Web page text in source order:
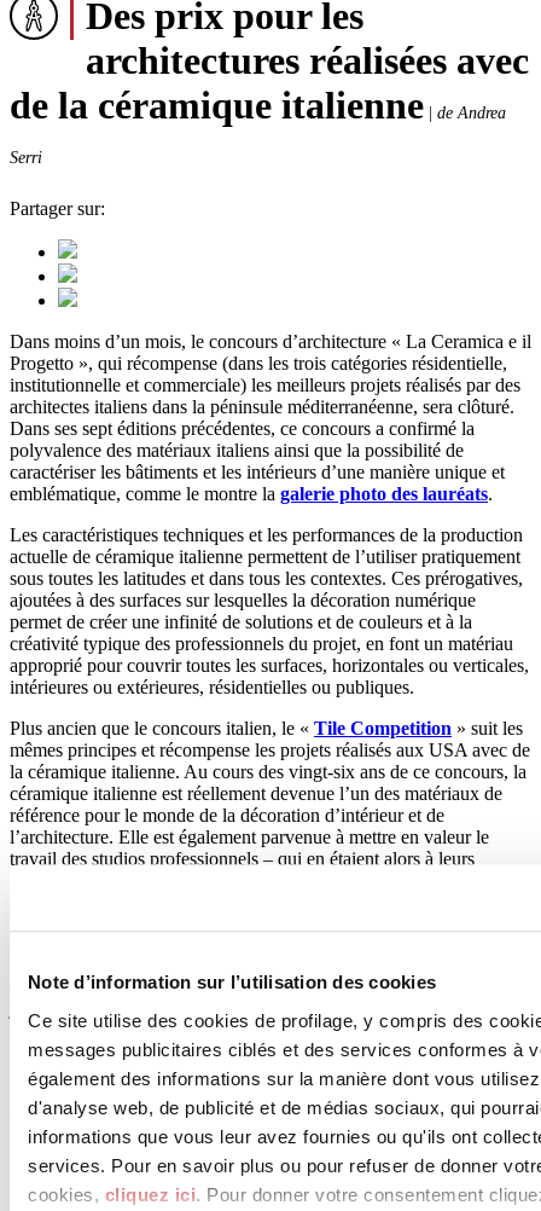
Note d’information sur l’utilisation des cookies
Ce site utilise des cookies de profilage, y compris des
messages publicitaires ciblés et des services conformes à
également des informations sur la manière dont vous
d'analyse web, de publicité et de médias sociaux, qui
informations que vous leur avez fournies ou qu'ils ont
services. Pour en savoir plus ou pour refuser de donner
cookies, cliquez ici. Pour donner votre consentement
Des prix pour les
architectures réalisées avec
de la céramique italienne
de Andrea
Serri
Partager sur:
Dans moins d’un mois, le concours d’architecture « La Ceramica e il
Progetto », qui récompense (dans les trois catégories résidentielle,
institutionnelle et commerciale) les meilleurs projets réalisés par des
architectes italiens dans la péninsule méditerranéenne, sera clôturé.
Dans ses sept éditions précédentes, ce concours a confirmé la
polyvalence des matériaux italiens ainsi que la possibilité de
caractériser les bâtiments et les intérieurs d’une manière unique et
emblématique, comme le montre la galerie photo des lauréats.
Les caractéristiques techniques et les performances de la production
actuelle de céramique italienne permettent de l’utiliser pratiquement
sous toutes les latitudes et dans tous les contextes. Ces prérogatives,
ajoutées à des surfaces sur lesquelles la décoration numérique
permet de créer une infinité de solutions et de couleurs et à la
créativité typique des professionnels du projet, en font un matériau
approprié pour couvrir toutes les surfaces, horizontales ou verticales,
intérieures ou extérieures, résidentielles ou publiques.
Plus ancien que le concours italien, le « Tile Competition » suit les
mêmes principes et récompense les projets réalisés aux USA avec de
la céramique italienne. Au cours des vingt-six ans de ce concours, la
céramique italienne est réellement devenue l’un des matériaux de
référence pour le monde de la décoration d’intérieur et de
l’architecture. Elle est également parvenue à mettre en valeur le
travail des studios professionnels – qui en étaient alors à leurs
envoyer leurs créations, de pouvoir fouler la scène de Salerne, début
Progetto ».
Avril 2019